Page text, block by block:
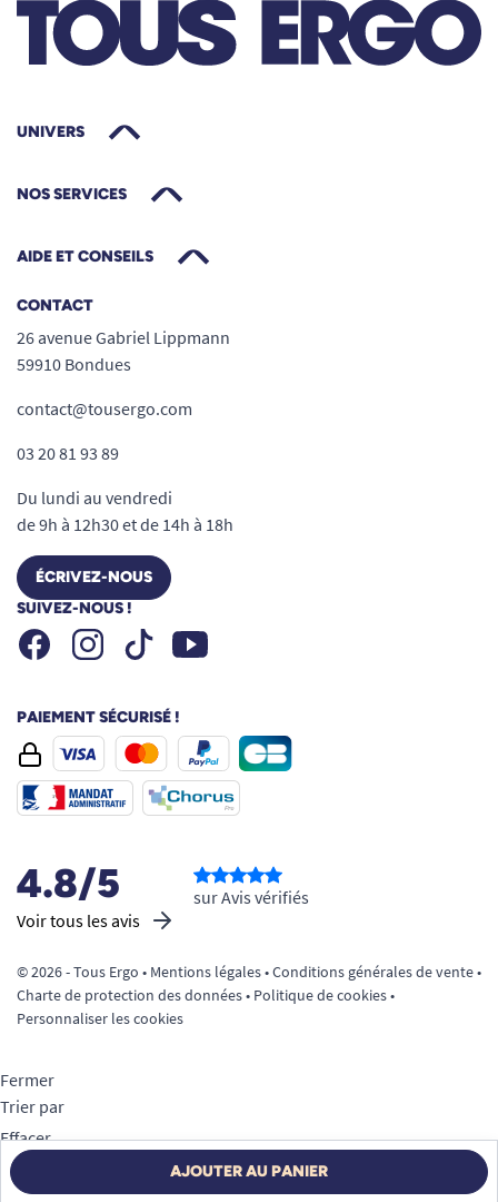
UNIVERS
NOS SERVICES
AIDE ET CONSEILS
CONTACT
26 avenue Gabriel Lippmann
59910 Bondues
contact@tousergo.com
03 20 81 93 89
Du lundi au vendredi
de 9h à 12h30 et de 14h à 18h
ÉCRIVEZ-NOUS
SUIVEZ-NOUS !
FacebookInstagramTiktok Youtube
PAIEMENT SÉCURISÉ !
4.8/5
Voir tous les avis
sur Avis vérifiés
© 2026 - Tous Ergo • Mentions légales•Conditions générales de vente•
Charte de protection des données• Politique de cookies•
Personnaliser les cookies
AJOUTER AU PANIER
Fermer
Trier par
Effacer
Appliquer
Filtrer